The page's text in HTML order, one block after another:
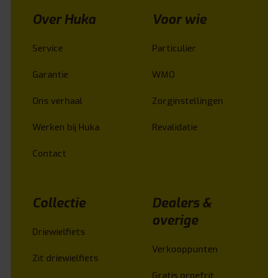
Over Huka
Service
Garantie
Ons verhaal
Werken bij Huka
Contact
Voor wie
Particulier
WMO
Zorginstellingen
Revalidatie
Collectie
Driewielfiets
Zit driewielfiets
Dealers &
overige
Verkooppunten
Gratis proefrit